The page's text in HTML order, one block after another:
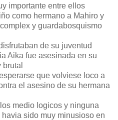
importante entre ellos
como hermano a Mahiro y
y guardabosquismo
de su juventud
Aika fue asesinada en su
que volviese loco a
el asesino de su hermana
medio logicos y ninguna
sido muy minusioso en